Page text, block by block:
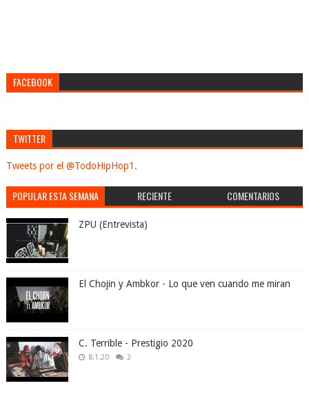
FACEBOOK
TWITTER
Tweets por el @TodoHipHop1.
POPULAR ESTA SEMANA RECIENTE COMENTARIOS
ZPU (Entrevista)
El Chojin y Ambkor - Lo que ven cuando me miran
C. Terrible - Prestigio 2020
8.1.20 2